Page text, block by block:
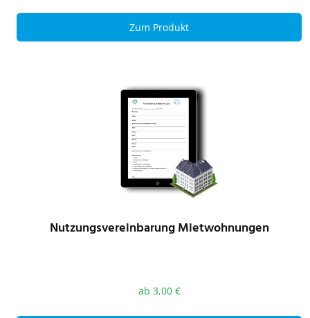
Zum Produkt
Nutzungsvereinbarung Mietwohnungen
ab 3,00 €